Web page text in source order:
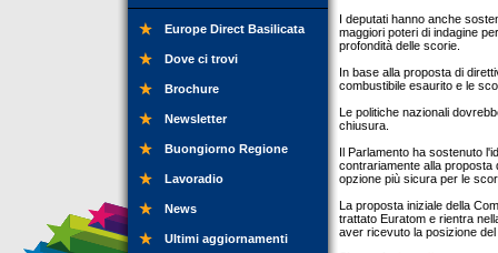
Europe Direct Basilicata
Dove ci trovi
Brochure
Newsletter
Buongiorno Regione
Lavoradio
News
Ultimi aggiornamenti
I deputati hanno anche
maggiori poteri di indagine
profondità delle scorie.
In base alla proposta di
combustibile esaurito e le
Le politiche nazionali
chiusura.
Il Parlamento ha sostenuto
contrariamente alla proposta
opzione più sicura per le
La proposta iniziale della
trattato Euratom e rientra
aver ricevuto la posizione